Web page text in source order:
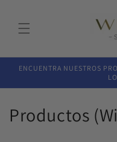
al contenido
ENCUENTRA NUESTROS
C
Productos